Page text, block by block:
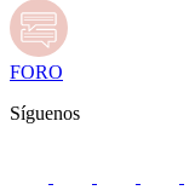
FORO
Síguenos